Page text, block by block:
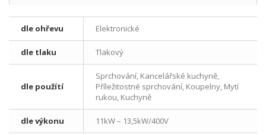
dle ohřevu Elektronické
dle tlaku Tlakový
dle použítí
Sprchování, Kancelářské kuchyně,
Příležitostné sprchování, Koupelny, Mytí
rukou, Kuchyně
dle výkonu 11kW – 13,5kW/400V